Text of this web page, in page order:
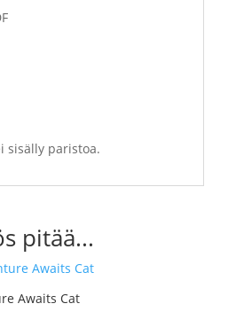
sisälly paristoa.
pitää...
Awaits Cat